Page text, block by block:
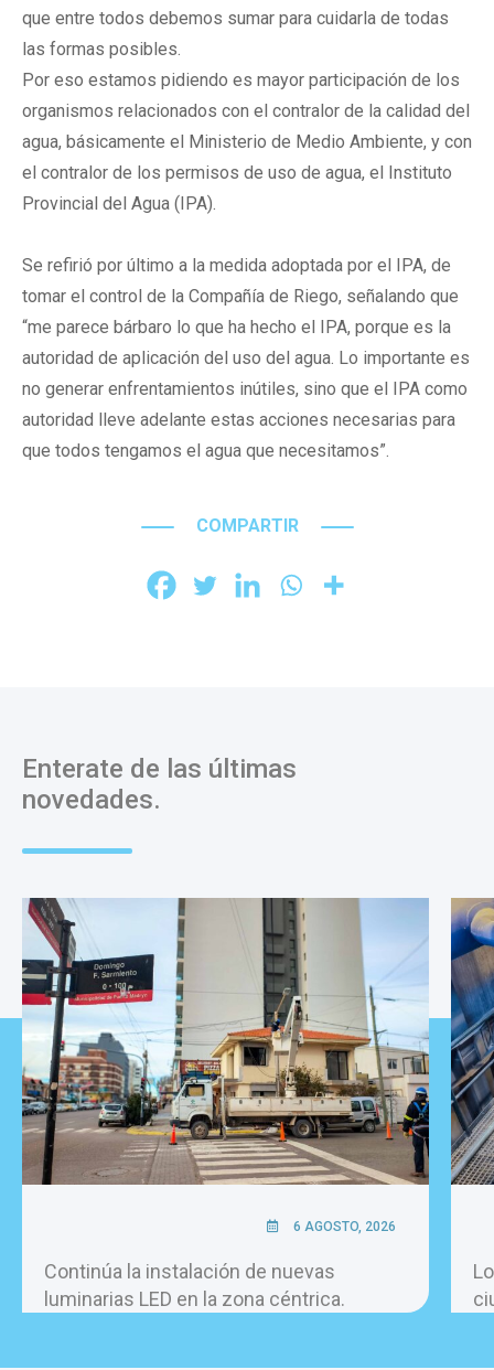
que entre todos debemos sumar para cuidarla de todas
las formas posibles.
Por eso estamos pidiendo es mayor participación de los
organismos relacionados con el contralor de la calidad del
agua, básicamente el Ministerio de Medio Ambiente, y con
el contralor de los permisos de uso de agua, el Instituto
Provincial del Agua (IPA).
Se refirió por último a la medida adoptada por el IPA, de
tomar el control de la Compañía de Riego, señalando que
“me parece bárbaro lo que ha hecho el IPA, porque es la
autoridad de aplicación del uso del agua. Lo importante es
no generar enfrentamientos inútiles, sino que el IPA como
autoridad lleve adelante estas acciones necesarias para
que todos tengamos el agua que necesitamos”.
COMPARTIR
Enterate de las últimas
novedades.
6 AGOSTO, 2026
Continúa la instalación de nuevas
luminarias LED en la zona céntrica.